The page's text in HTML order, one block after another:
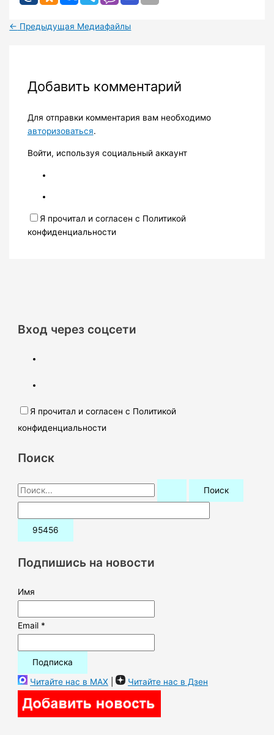
← Предыдущая Медиафайлы
Добавить комментарий
Для отправки комментария вам необходимо
авторизоваться.
Войти, используя социальный аккаунт
Я прочитал и согласен с Политикой
конфиденциальности
Вход через соцсети
Я прочитал и согласен с Политикой
конфиденциальности
Поиск
П
о
и
:Подпишись на новости
Имя
Email *
Читайте нас в MAX | Читайте нас в Дзен